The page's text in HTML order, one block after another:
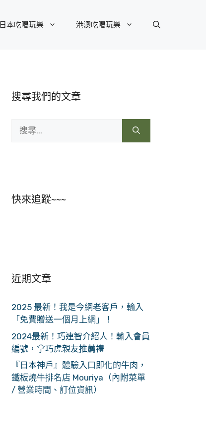
日本吃喝玩樂 港澳吃喝玩樂
搜尋我們的文章
尋:
快來追蹤~~~
近期文章
2025 最新！我是今網老客戶，輸入
「免費贈送一個月上網」！
2024最新！巧連智介紹人！輸入會員
編號，拿巧虎親友推薦禮
『日本神戶』體驗入口即化的牛肉，
鐵板燒牛排名店 Mouriya（內附菜單
/ 營業時間、訂位資訊）